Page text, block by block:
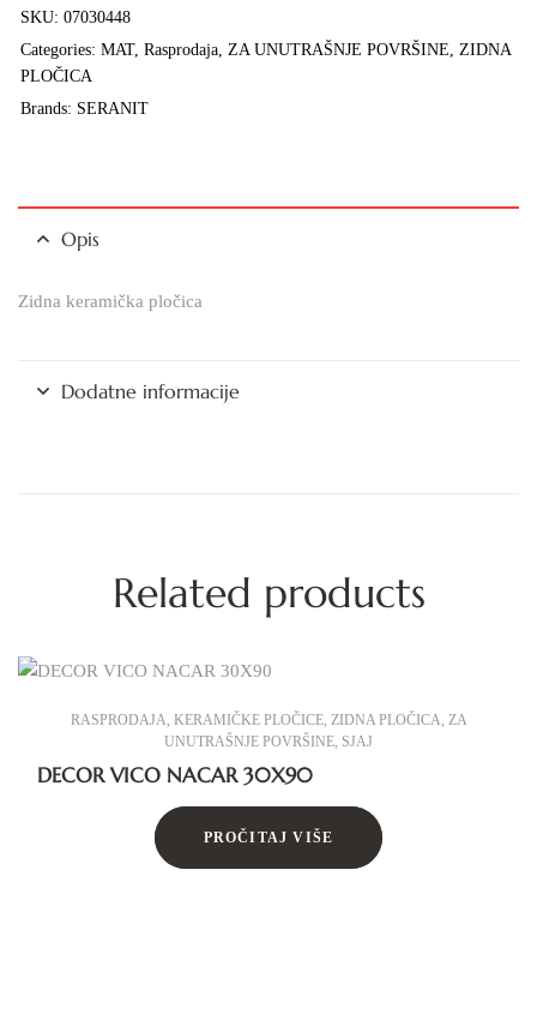
SKU: 07030448
Categories: MAT, Rasprodaja ZA UNUTRAŠNJE POVRŠINE
ZIDNA
PLOČICA
Brands: SERANIT
Opis
Zidna keramička pločica
Dodatne informacije
Related products
RASPRODAJA, KERAMIČKE PLOČICE, ZIDNA PLOČICA, ZA
UNUTRAŠNJE POVRŠINE, SJAJ
DECOR VICO NACAR 30X90
PROČITAJ VIŠE